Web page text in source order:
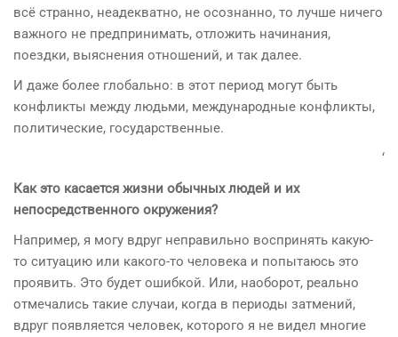
всё странно, неадекватно, не осознанно, то лучше ничего
важного не предпринимать, отложить начинания,
поездки, выяснения отношений, и так далее.
И даже более глобально: в этот период могут быть
конфликты между людьми, международные конфликты,
политические, государственные.
‘
Как это касается жизни обычных людей и их
непосредственного окружения?
Например, я могу вдруг неправильно воспринять какую-
то ситуацию или какого-то человека и попытаюсь это
проявить. Это будет ошибкой. Или, наоборот, реально
отмечались такие случаи, когда в периоды затмений,
вдруг появляется человек, которого я не видел многие